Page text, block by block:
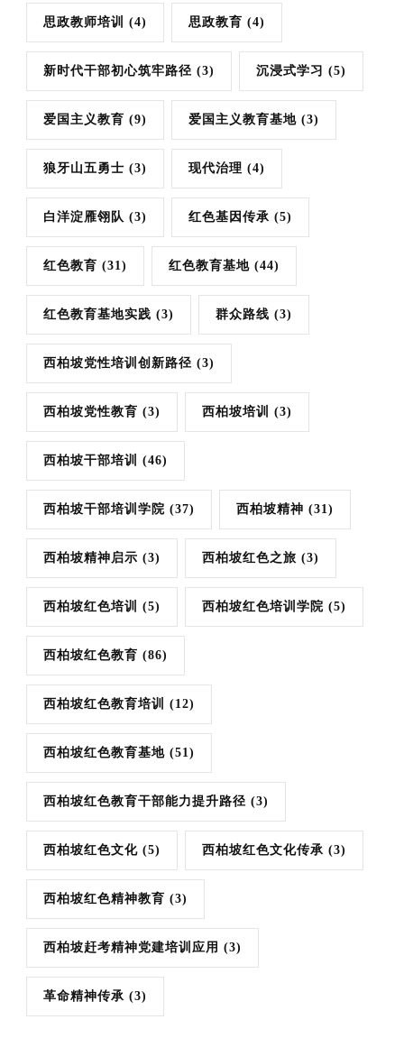
思政教师培训 (4) 思政教育 (4)
新时代干部初心筑牢路径 (3) 沉浸式学习 (5)
爱国主义教育 (9) 爱国主义教育基地 (3)
狼牙山五勇士 (3) 现代治理 (4)
白洋淀雁翎队 (3) 红色基因传承 (5)
红色教育 (31) 红色教育基地 (44)
红色教育基地实践 (3) 群众路线 (3)
西柏坡党性培训创新路径 (3)
西柏坡党性教育 (3) 西柏坡培训 (3)
西柏坡干部培训 (46)
西柏坡干部培训学院 (37) 西柏坡精神 (31)
西柏坡精神启示 (3) 西柏坡红色之旅 (3)
西柏坡红色培训 (5) 西柏坡红色培训学院 (5)
西柏坡红色教育 (86)
西柏坡红色教育培训 (12)
西柏坡红色教育基地 (51)
西柏坡红色教育干部能力提升路径 (3)
西柏坡红色文化 (5) 西柏坡红色文化传承 (3)
西柏坡红色精神教育 (3)
西柏坡赶考精神党建培训应用 (3)
革命精神传承 (3)